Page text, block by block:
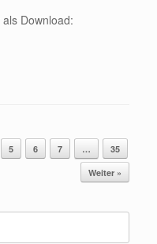
Download:
5 6 7 …
35
Weiter »